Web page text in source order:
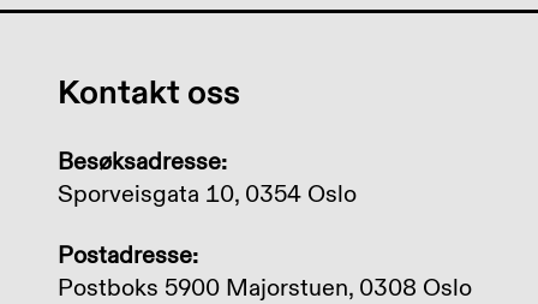
Kontakt oss
Besøksadresse:
Sporveisgata 10, 0354 Oslo
Postadresse:
Postboks 5900 Majorstuen, 0308 Oslo